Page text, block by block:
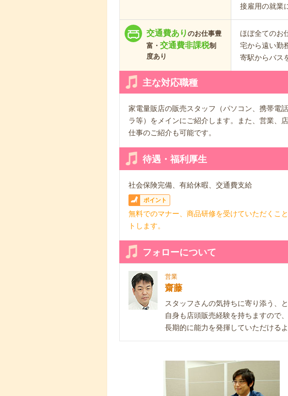
接雇用の就業
交通費ありのお仕事豊
富・ 交通費非課税制
度あり
ほぼ全てのお
宅から遠い勤
寄駅からバス
主な対応職種
家電量販店の販売スタッフ（パソコン、携帯電
ラ等）をメインにご紹介します。また、営業、
仕事のご紹介も可能です。
待遇・福利厚生
社会保険完備、有給休暇、交通費支給
ポイント
無料でのマナー、商品研修を受けていただくこ
トします。
フォローについて
営業
齋藤
スタッフさんの気持ちに寄り添う、
自身も店頭販売経験を持ちますので
長期的に能力を発揮していただける